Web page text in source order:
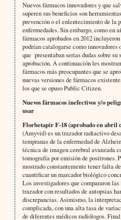
Nuevos fármacos innovadores y que
superen sus beneficios son
prevención o el enlentecimiento de la
enfermedades. Sin embargo, como en
fármacos aprobados en 2012
podrían catalogarse como innovadores
que presentaban serias dudas sobre su
aprobación. A continuación les
fármacos más preocupantes que se
nuevas versiones de fármacos
los que se opuso Public Citizen.
Nuevos fármacos inefectivos y/o
usar
Florbetapir F-18 (aprobado en abril
(Amyvid) es un trazador radiactivo
tempranas de la enfermedad de
técnica de imagen cerebral avanzada
tomografía por emisión de positrones.
mostrado constantemente tener falta
cuantificar un marcador biológico
Los investigadores que compararon
trazador con resultados de autopsias
discrepancias. Asimismo, la
complicada, con una alta tasa de
de diferentes médicos radiólogos.